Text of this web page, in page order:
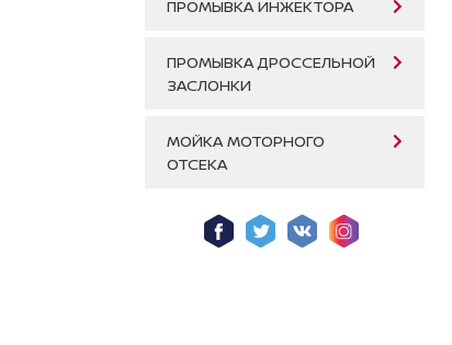
ПРОМЫВКА ИНЖЕКТОРА
ПРОМЫВКА ДРОССЕЛЬНОЙ
ЗАСЛОНКИ
МОЙКА МОТОРНОГО
ОТСЕКА